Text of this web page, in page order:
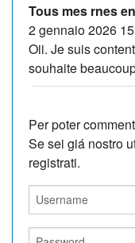
Tous mes rnes
2 gennaio 2026
Oii. Je suis
souhaite
Per poter
Se sei giá nostro
registrati.